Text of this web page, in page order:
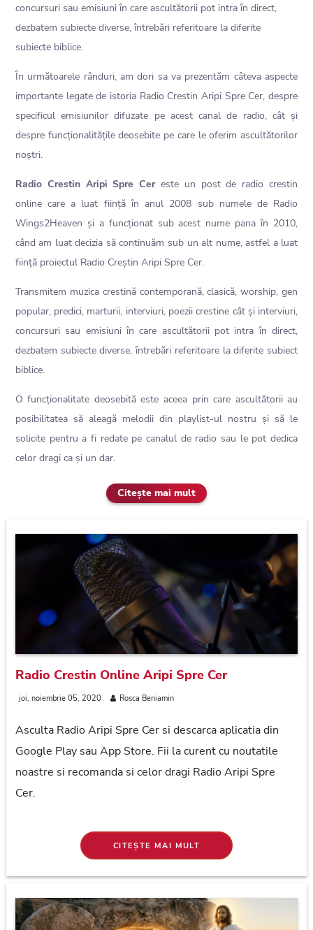
concursuri sau emisiuni în care ascultătorii pot intra în direct,
dezbatem subiecte diverse, întrebări referitoare la diferite
subiecte biblice.
În următoarele rânduri, am dori sa va prezentăm câteva aspecte
importante legate de istoria Radio Crestin Aripi Spre Cer, despre
specificul emisiunilor difuzate pe acest canal de radio, cât și
despre funcționalitățile deosebite pe care le oferim ascultătorilor
noștri.
Radio Crestin Aripi Spre Cereste un post de radio crestin
online care a luat ființă în anul 2008 sub numele de Radio
Wings2Heaven și a funcționat sub acest nume pana în 2010,
când am luat decizia să continuăm sub un alt nume, astfel a luat
ființă proiectul Radio Creștin Aripi Spre Cer.
Transmitem muzica crestină contemporană, clasică, worship, gen
popular, predici, marturii, interviuri, poezii crestine cât și interviuri,
concursuri sau emisiuni în care ascultătorii pot intra în direct,
dezbatem subiecte diverse, întrebări referitoare la diferite subiect
biblice.
O funcționalitate deosebită este aceea prin care ascultătorii au
posibilitatea să aleagă melodii din playlist-ul nostru și să le
solicite pentru a fi redate pe canalul de radio sau le pot dedica
celor dragi ca și un dar.
Citește mai mult
Radio Crestin Online Aripi Spre Cer
joi, noiembrie 05, 2020 Rosca Beniamin
Asculta Radio Aripi Spre Cer si descarca aplicatia din
Google Play sau App Store. Fii la curent cu noutatile
noastre si recomanda si celor dragi Radio Aripi Spre
Cer.
CITEȘTE MAI MULT